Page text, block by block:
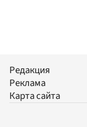
Редакция
Реклама
Карта сайта